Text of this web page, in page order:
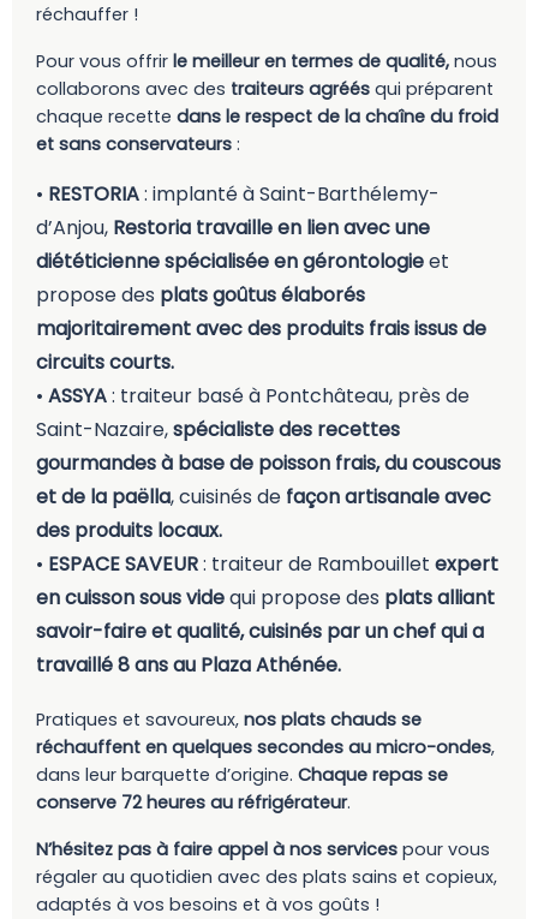
réchauffer !
Pour vous offrir le meilleur en termes de qualité, nous
collaborons avec des traiteurs agréés qui préparent
chaque recette dans le respect de la chaîne du froid
et sans conservateurs :
• RESTORIA: implanté à Saint-Barthélemy-
d’Anjou, Restoria travaille en lien avec une
diététicienne spécialisée en gérontologieet
propose des plats goûtus élaborés
majoritairement avec des produits frais issus de
circuits courts.
• ASSYA: traiteur basé à Pontchâteau, près de
Saint-Nazaire,spécialiste des recettes
gourmandes à base de poisson frais, du couscous
et de la paëlla, cuisinés de façon artisanale avec
des produits locaux.
• ESPACE SAVEUR: traiteur de Rambouillet expert
en cuisson sous videqui propose des plats alliant
savoir-faire et qualité, cuisinés par un chef qui a
travaillé 8 ans au Plaza Athénée.
Pratiques et savoureux, nos plats chauds se
réchauffent en quelques secondes au micro-ondes,
dans leur barquette d’origine. Chaque repas se
conserve 72 heures au réfrigérateur.
N’hésitez pas à faire appel à nos services pour vous
régaler au quotidien avec des plats sains et copieux,
adaptés à vos besoins et à vos goûts !